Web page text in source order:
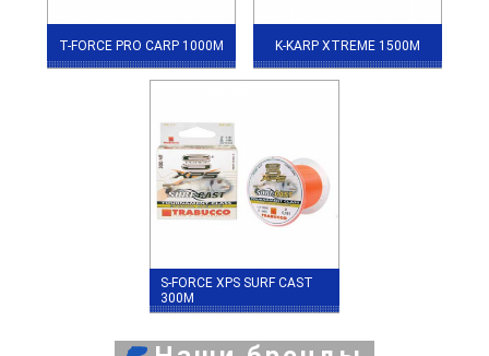
T-FORCE PRO CARP 1000М K-KARP XTREME 1500М
S-FORCE XPS SURF CAST
300М